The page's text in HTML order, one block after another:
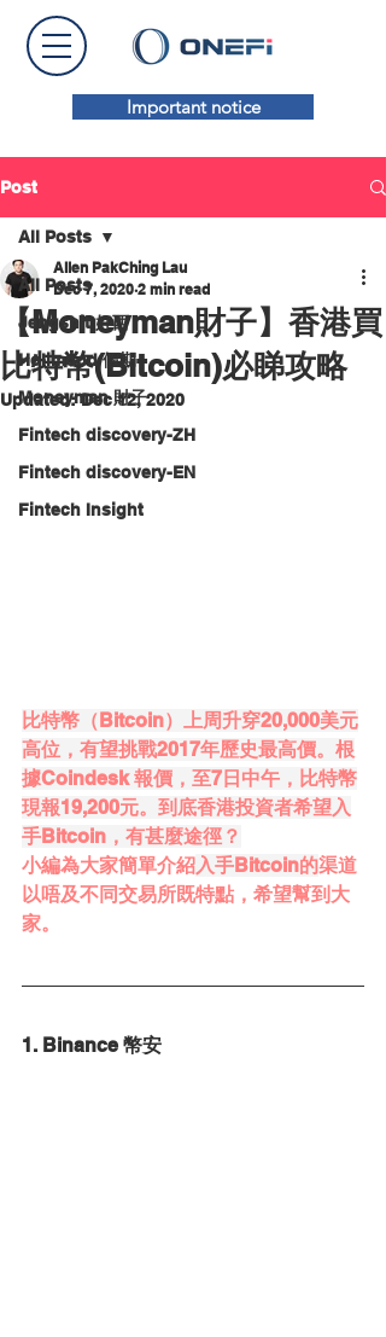
Important notice
Post
All Posts
Jengshit 好西
Holimood 假期
Moneyman 財子
Fintech discovery-ZH
Fintech discovery-EN
Fintech Insight
All Posts
【Moneyman財子】香港買
比特幣(Bitcoin)必睇攻略
Allen PakChing Lau
Dec 7, 2020 2 min read
Updated:Dec 12, 2020
比特幣（Bitcoin）上周升穿20,000美元
高位，有望挑戰2017年歷史最高價。根
據Coindesk 報價，至7日中午，比特幣
現報19,200元。到底香港投資者希望入
手Bitcoin，有甚麼途徑？
小編為大家簡單介紹入手Bitcoin的渠道
以唔及不同交易所既特點，希望幫到大
家。
1. Binance 幣安